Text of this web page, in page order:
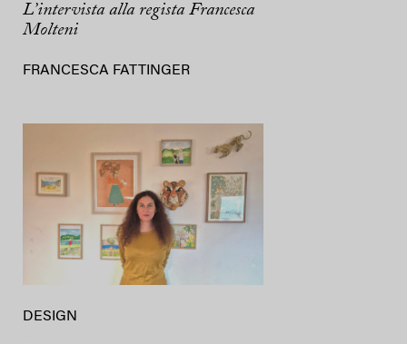
L’intervista alla regista Francesca
Molteni
FRANCESCA FATTINGER
DESIGN